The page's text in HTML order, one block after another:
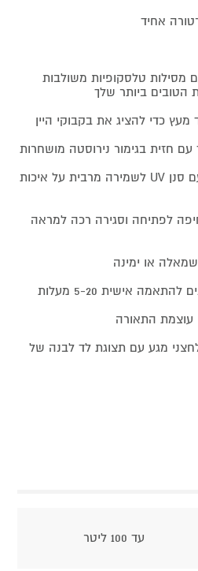
אחיד
טלסקופיות משולבות
הטובים ביותר שלך
כדי להציג את בקבוקי היין
עם חזית בגימור נירוסטה מושחרות
דלת זכוכית תלת שכבתית עם סנן UV לשמירה מרבית על איכות
לפתיחה וסגירה רכה למראה
או ימינה
אישית 5-20 מעלות
עוצמת התאורה
מגע עם תצוגת לד לבנה של
עד 100 ליטר